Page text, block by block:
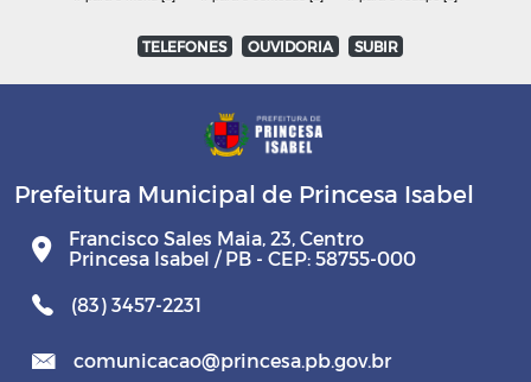
TELEFONES OUVIDORIA SUBIR
Prefeitura Municipal de Princesa Isabel
Francisco Sales Maia, 23, Centro
Princesa Isabel / PB - CEP: 58755-000
(83) 3457-2231
comunicacao@princesa.pb.gov.br